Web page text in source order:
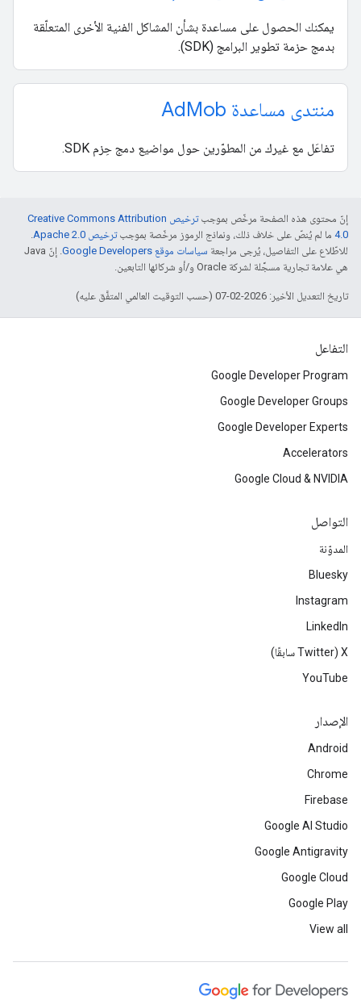
يمكنك الحصول على مساعدة بشأن المشاكل الفنية الأخرى المتعلّقة
بدمج حزمة تطوير البرامج (SDK).
منتدى مساعدة Ad Mob
تفاعَل مع غيرك من المطوّرين حول مواضيع دمج حِزم SDK.
إنّ محتوى هذه الصفحة مرخّص بموجب
ترخيص Creative Commons Attribution
4.0‏ ما لم يُنصّ على خلاف ذلك، ونماذج الرموز مرخّصة بموجبترخيص Apache 2.0‏
.
للاطّلاع على التفاصيل، يُرجى مراجعة سياسات موقع Google Developers‏
. إنّ Java
هي علامة تجارية مسجَّلة لشركة Oracle و/أو شركائها التابعين.
تاريخ التعديل الأخير: 2026-02-07 (حسب التوقيت العالمي المتفَّق عليه)
التفاعل
Google Developer Program
Google Developer Groups
Google Developer Experts
Accelerators
Google Cloud & NVIDIA
التواصل
المدوّنة
Bluesky
Instagram
LinkedIn
‫X ‏(Twitter سابقًا)
YouTube
الإصدار
Android
Chrome
Firebase
Google AI Studio
Google Antigravity
Google Cloud
Google Play
View all